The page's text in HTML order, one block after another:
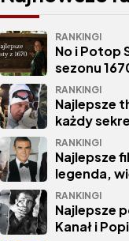
RANKINGI
No i Potop
sezonu
RANKINGI
Najlepsze
każdy
RANKINGI
Najlepsze
legenda,
RANKINGI
Najlepsze
Kanał i